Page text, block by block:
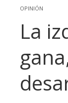
OPINIÓN
La